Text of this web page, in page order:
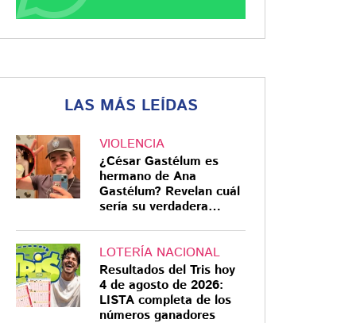
LAS MÁS LEÍDAS
VIOLENCIA
¿César Gastélum es
hermano de Ana
Gastélum? Revelan cuál
sería su verdadera
LOTERÍA NACIONAL
Resultados del Tris hoy
4 de agosto de 2026:
LISTA completa de los
números ganadores